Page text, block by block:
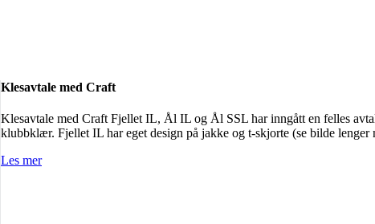
Klesavtale med Craft
Klesavtale med Craft Fjellet IL, Ål IL og Ål SSL har inngått en felles
klubbklær. Fjellet IL har eget design på jakke og t-skjorte (se bilde lenger
Les mer